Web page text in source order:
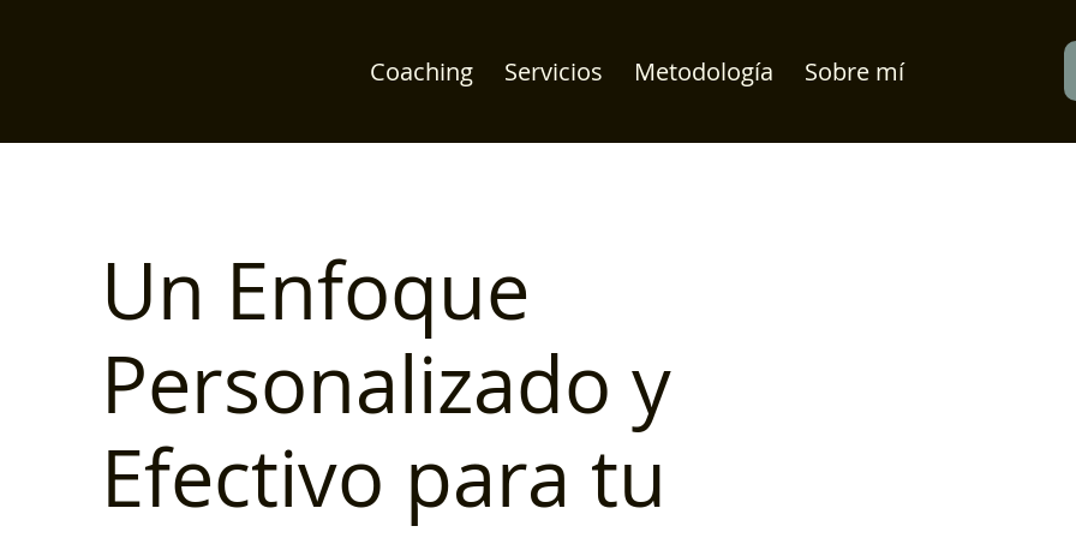
Coaching Servicios Metodología Sobre mí
Un Enfoque
Personalizado y
Efectivo para tu